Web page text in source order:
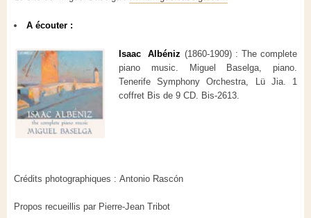
A écouter :
Isaac Albéniz (1860-1909) : The complete
piano music. Miguel Baselga, piano.
Tenerife Symphony Orchestra, Lü Jia. 1
coffret Bis de 9 CD. Bis-2613.
Crédits photographiques : Antonio Rascón
Propos recueillis par Pierre-Jean Tribot